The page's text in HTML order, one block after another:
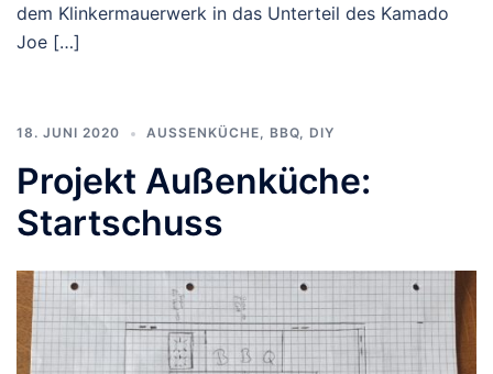
dem Klinkermauerwerk in das Unterteil des Kamado
Joe […]
18. JUNI 2020 AUSSENKÜCHE BBQ DIY
Projekt Außenküche:
Startschuss